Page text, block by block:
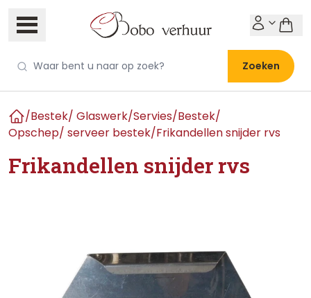
Zoeken
Home
/Bestek/ Glaswerk/Servies/Bestek/
Opschep/ serveer bestek/Frikandellen snijder rvs
Frikandellen snijder rvs